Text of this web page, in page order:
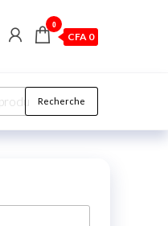
0
CFA 0
Recherche